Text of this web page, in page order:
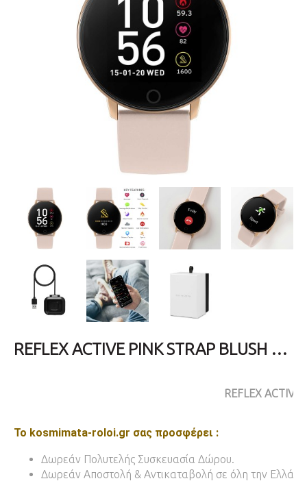
REFLEX ACTIVE PINK STRAP BLUSH SERIES 05 (RA05-2020)
REFLEX ACTIVE
Το kosmimata-roloi.gr σας προσφέρει :
Δωρεάν Πολυτελής Συσκευασία Δώρου.
Δωρεάν Αποστολή & Αντικαταβολή σε όλη την